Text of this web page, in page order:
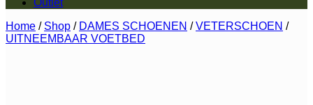
Outlet
Home / Shop / DAMES SCHOENEN / VETERSCHOEN /
UITNEEMBAAR VOETBED